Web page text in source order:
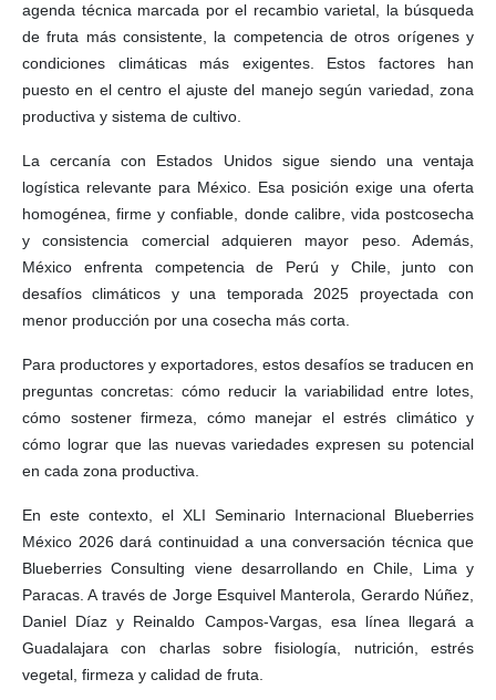
agenda técnica marcada por el recambio varietal, la búsqueda
de fruta más consistente, la competencia de otros orígenes y
condiciones climáticas más exigentes. Estos factores han
puesto en el centro el ajuste del manejo según variedad, zona
productiva y sistema de cultivo.
La cercanía con Estados Unidos sigue siendo una ventaja
logística relevante para México. Esa posición exige una oferta
homogénea, firme y confiable, donde calibre, vida postcosecha
y consistencia comercial adquieren mayor peso. Además,
México enfrenta competencia de Perú y Chile, junto con
desafíos climáticos y una temporada 2025 proyectada con
menor producción por una cosecha más corta.
Para productores y exportadores, estos desafíos se traducen en
preguntas concretas: cómo reducir la variabilidad entre lotes,
cómo sostener firmeza, cómo manejar el estrés climático y
cómo lograr que las nuevas variedades expresen su potencial
en cada zona productiva.
En este contexto, el XLI Seminario Internacional Blueberries
México 2026 dará continuidad a una conversación técnica que
Blueberries Consulting viene desarrollando en Chile, Lima y
Paracas. A través de Jorge Esquivel Manterola, Gerardo Núñez,
Daniel Díaz y Reinaldo Campos-Vargas, esa línea llegará a
Guadalajara con charlas sobre fisiología, nutrición, estrés
vegetal, firmeza y calidad de fruta.